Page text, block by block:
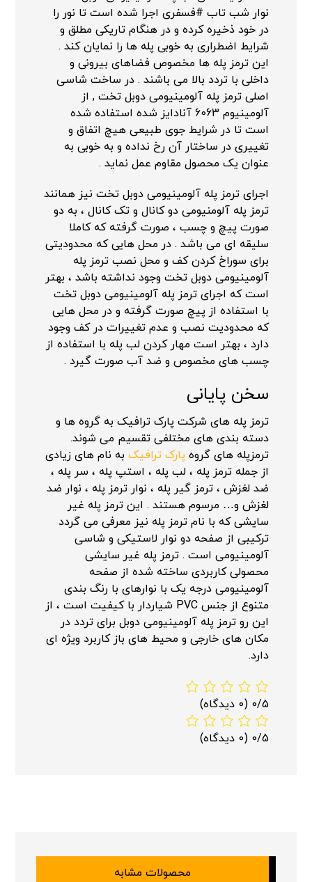
نوار شب تاب #فسفری اجرا شده است تا نور را
در خود ذخیره کرده و در هنگام تاریکی مطلق و
شرایط اضطراری به خوبی پله ها را نمایان کند .
این ترمز پله ها مخصوص فضاهای بیرونی و
داخلی با تردد بالا می باشند . در ساخت شاسی
اصلی ترمز پله آلومینیومی دوبل تخت , از
آلومینیوم 6063 آنادایز شده استفاده شده
است تا در شرایط جوی طبیعی هیچ اتفاق و
تغییری در ساختار آن رخ نداده و به خوبی به
عنوان یک محصول مقاوم عمل نماید .
اجرای ترمز پله آلومینیومی دوبل تخت نیز همانند
ترمز پله آلومنیومی دو کانال و تک کانال ، به دو
صورت پیچ و چسب ، صورت گرفته که کاملا
سلیقه ای می باشد . در محل هایی که محدودیتی
برای سوراخ کردن کف و محل نصب ترمز پله
آلومینیومی دوبل تخت وجود نداشته باشد ، بهتر
است که اجرای ترمز پله آلومینیومی دوبل تخت
با استفاده از پیچ صورت گرفته و در محل هایی
که محدودیت نصب و عدم تغییرات در کف وجود
دارد ، بهتر است مهار کردن لب پله با استفاده از
چسب های مخصوص و ضد آب صورت گیرد .
سخن پایانی
ترمز پله های شرکت پارک ترافیک به گروه ها و
دسته بندی های مختلفی تقسیم می شوند.
ترمزپله های گروه پارک ترافیک به نام های زیادی
از جمله ترمز پله ، لب پله ، استپ پله ، سر پله ،
ضد لغزش ، ترمز گیر پله ، نوار ترمز پله ، نوار ضد
لغزش و… مرسوم هستند . این ترمز پله غیر
سایشی که با نام ترمز پله نیز معرفی می گردد
ترکیبی از صفحه دو نوار لاستیکی و شاسی
آلومینیومی است . ترمز پله غیر سایشی
محصولی کاربردی ساخته شده از صفحه
آلومینیومی درجه یک با نوارهای با رنگ بندی
متنوع از جنس PVC شیاردار با کیفیت است ، از
این رو ترمز پله آلومینیومی دوبل برای تردد در
مکان های خارجی و محیط های باز کاربرد ویژه ای
دارد.
0/5 (0 دیدگاه)
0/5 (0 دیدگاه)
محصولات مشابه